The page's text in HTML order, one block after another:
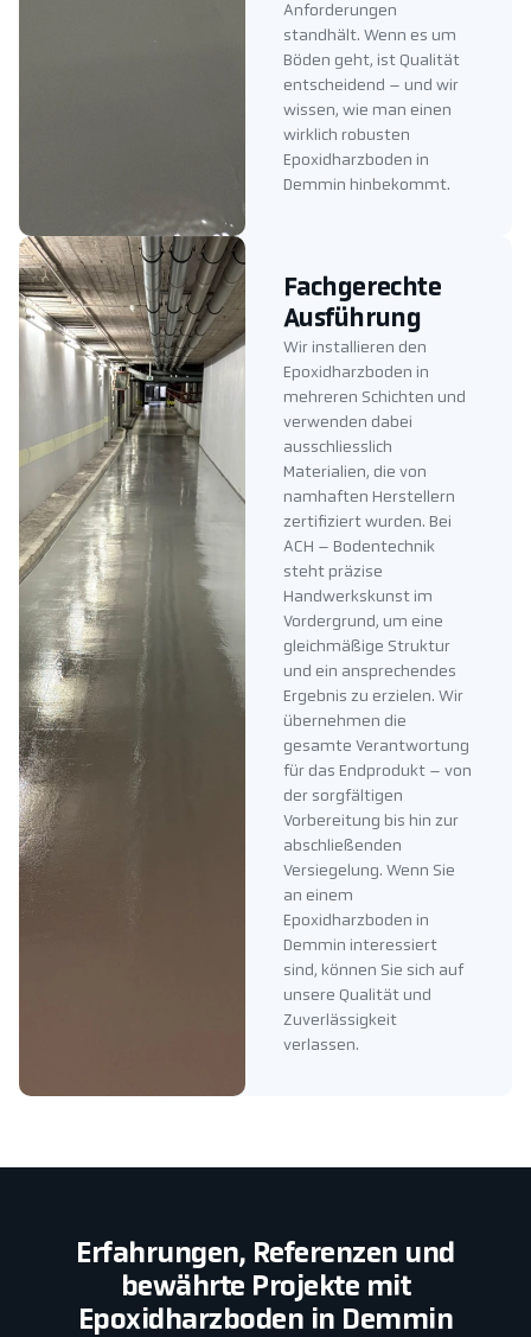
Anforderungen
standhält. Wenn es um
Böden geht, ist Qualität
entscheidend – und wir
wissen, wie man einen
wirklich robusten
Epoxidharzboden in
Demmin hinbekommt.
Fachgerechte
Ausführung
Wir installieren den
Epoxidharzboden in
mehreren Schichten und
verwenden dabei
ausschliesslich
Materialien, die von
namhaften Herstellern
zertifiziert wurden. Bei
ACH – Bodentechnik
steht präzise
Handwerkskunst im
Vordergrund, um eine
gleichmäßige Struktur
und ein ansprechendes
Ergebnis zu erzielen. Wir
übernehmen die
gesamte Verantwortung
für das Endprodukt – von
der sorgfältigen
Vorbereitung bis hin zur
abschließenden
Versiegelung. Wenn Sie
an einem
Epoxidharzboden in
Demmin interessiert
sind, können Sie sich auf
unsere Qualität und
Zuverlässigkeit
verlassen.
Erfahrungen, Referenzen und
bewährte Projekte mit
Epoxidharzboden in Demmin